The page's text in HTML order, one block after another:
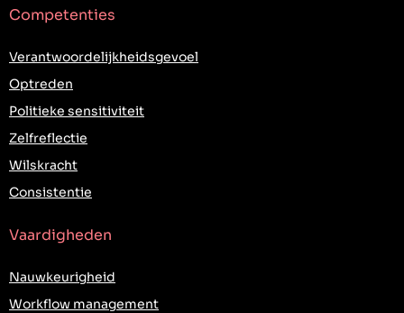
Competenties
Verantwoordelijkheidsgevoel
Optreden
Politieke sensitiviteit
Zelfreflectie
Wilskracht
Consistentie
Vaardigheden
Nauwkeurigheid
Workflow management